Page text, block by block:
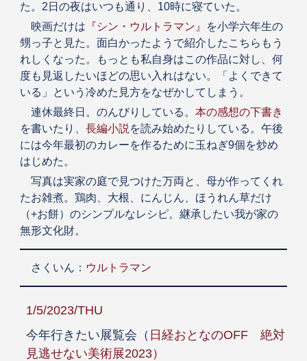
た。2日の夜はいつも通り、10時に寝ていた。
映画だけは 『シン・ウルトラマン』
を小学六年生の
甥っ子と見た。面白かったようで紹介したこちらもう
れしくなった。もっとも私自身はこの作品に対し、何
度も見返したいほどの思い入れはない。「よくできて
いる」という冷めた見方をなぜかしてしまう。
連休最終日。のんびりしている。 本の感想の下書き
を書いたり、 長編小説を読み始めたりしている。午後
には今年最初のカレーを作るために玉ねぎ9個を炒め
はじめた。
写真は実家の庭で見つけた万両と、母が作ってくれ
たお雑煮。鶏肉、大根、にんじん、ほうれん草だけ
（+お餅）のシンプルなレシピ。継承したい我が家の
無形文化財。
さくいん： ウルトラマン
1/5/2023/THU
今年行きたい展覧会（ 日経おとなのOFF 絶対
見逃せない美術展2023）